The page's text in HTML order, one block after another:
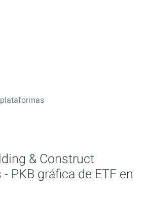
& Construct
PKB gráfica de ETF en